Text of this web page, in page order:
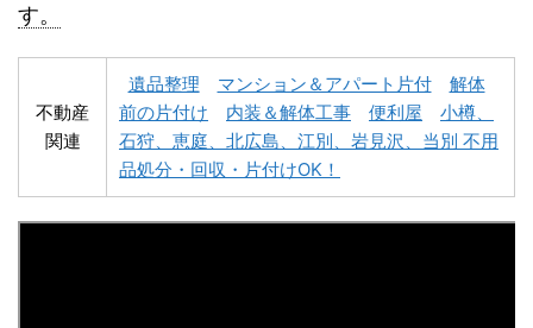
深川市不用品回収 夕張市不用品回収
す。
不動産
関連
遺品整理 マンション＆アパート片付
解体
前の片付け
内装＆解体工事 便利屋
小樽、
石狩、恵庭、北広島、江別、岩見沢、当別 不用
品処分・回収・片付けOK！